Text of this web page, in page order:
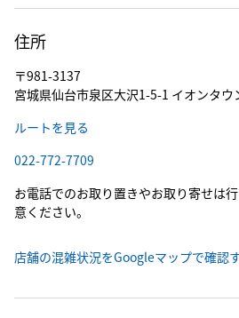
住所
〒981-3137
宮城県仙台市泉区大沢1-5-1 イオンタウ
ルートを見る
022-772-7709
お電話でのお取り置きやお取り寄せは
意ください。
店舗の混雑状況をGoogleマップで確認